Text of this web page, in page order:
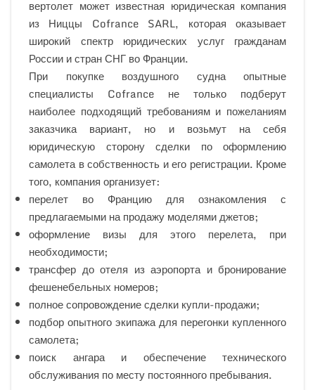
вертолет может известная юридическая компания
из Ниццы Cofrance SARL, которая оказывает
широкий спектр юридических услуг гражданам
России и стран СНГ во Франции.
При покупке воздушного судна опытные
специалисты Cofrance не только подберут
наиболее подходящий требованиям и пожеланиям
заказчика вариант, но и возьмут на себя
юридическую сторону сделки по оформлению
самолета в собственность и его регистрации. Кроме
того, компания организует:
перелет во Францию для ознакомления с
предлагаемыми на продажу моделями джетов;
оформление визы для этого перелета, при
необходимости;
трансфер до отеля из аэропорта и бронирование
фешенебельных номеров;
полное сопровождение сделки купли-продажи;
подбор опытного экипажа для перегонки купленного
самолета;
поиск ангара и обеспечение технического
обслуживания по месту постоянного пребывания.